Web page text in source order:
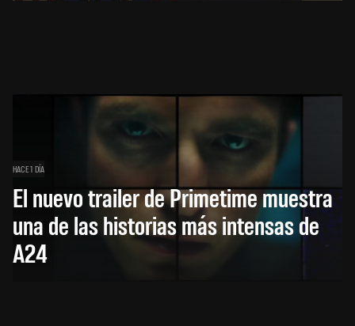
HACE 1 DÍA
El nuevo trailer de Primetime muestra
una de las historias más intensas de
A24